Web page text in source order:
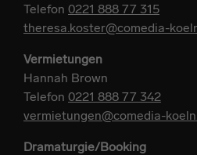
Telefon 0221 888 77 315
theresa.koster@comedia-
Vermietungen
Hannah Brown
Telefon 0221 888 77 342
vermietungen@comedia-
Dramaturgie/Booking